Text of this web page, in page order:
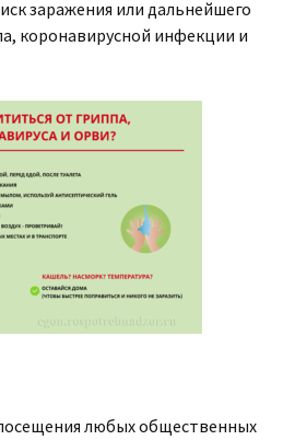
заражения или дальнейшего
коронавирусной инфекции и
любых общественных